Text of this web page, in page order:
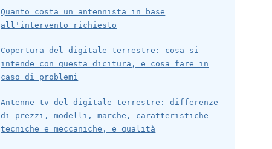
Quanto costa un antennista in base
all'intervento richiesto
Copertura del digitale terrestre: cosa si
intende con questa dicitura, e cosa fare in
caso di problemi
Antenne tv del digitale terrestre: differenze
di prezzi, modelli, marche, caratteristiche
tecniche e meccaniche, e qualità